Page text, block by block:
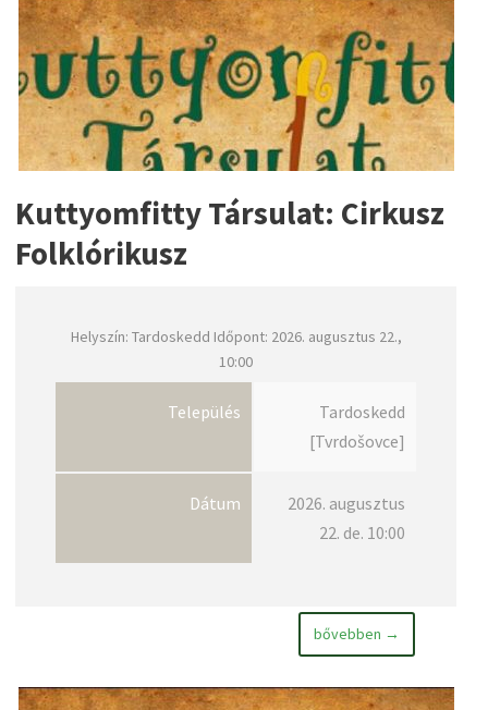
Kuttyomfitty Társulat: Cirkusz
Folklórikusz
Helyszín: Tardoskedd Időpont: 2026. augusztus 22.,
10:00
Település
Tardoskedd
[Tvrdošovce]
Dátum
2026. augusztus
22. de. 10:00
bővebben →